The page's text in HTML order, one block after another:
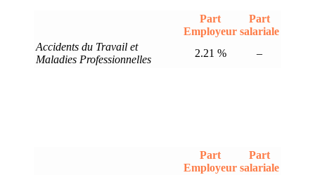
Part
Employeur
Part
salariale
Accidents du Travail et
Maladies Professionnelles
2.21 % –
Part
Employeur
Part
salariale